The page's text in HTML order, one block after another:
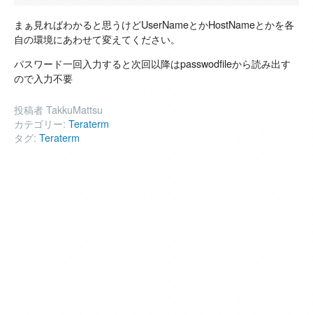
まぁ見ればわかると思うけどUserNameとかHostNameとかを各
自の環境にあわせて変えてください。
パスワード一回入力すると次回以降はpasswodfileから読み出す
ので入力不要
投稿者 TakkuMattsu
カテゴリー: Teraterm
タグ: Teraterm